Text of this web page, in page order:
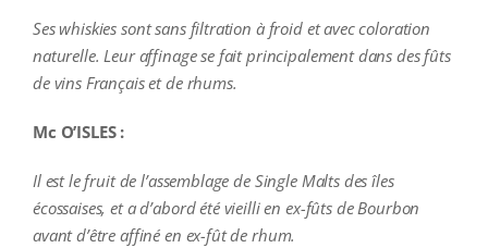
Ses whiskies sont sans filtration à froid et avec coloration
naturelle. Leur affinage se fait principalement dans des fûts
de vins Français et de rhums.
Mc O’ISLES :
Il est le fruit de l’assemblage de Single Malts des îles
écossaises, et a d’abord été vieilli en ex-fûts de Bourbon
avant d’être affiné en ex-fût de rhum.